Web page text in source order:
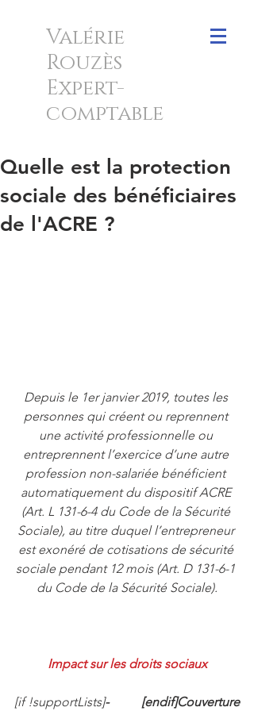
Valérie
Rouzès
Expert-
comptable
Quelle est la protection
sociale des bénéficiaires
de l'ACRE ?
Depuis le 1er janvier 2019, toutes les
personnes qui créent ou reprennent
une activité professionnelle ou
entreprennent l’exercice d’une autre
profession non-salariée bénéficient
automatiquement du dispositif ACRE
(Art. L 131-6-4 du Code de la Sécurité
Sociale), au titre duquel l’entrepreneur
est exonéré de cotisations de sécurité
sociale pendant 12 mois (Art. D 131-6-1
du Code de la Sécurité Sociale).
Impact sur les droits sociaux
[if !supportLists]-          [endif]Couverture